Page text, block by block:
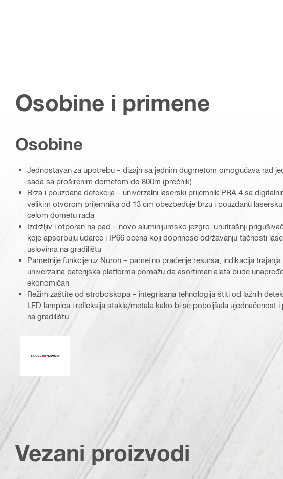
Osobine i primene
Osobine
Jednostavan za upotrebu – dizajn sa jednim dugmetom omogućava rad
sada sa proširenim dometom do 800m (prečnik)
Brza i pouzdana detekcija – univerzalni laserski prijemnik PRA 4 sa
velikim otvorom prijemnika od 13 cm obezbeđuje brzu i pouzdanu
celom dometu rada
Izdržljiv i otporan na pad – novo aluminijumsko jezgro, unutrašnji
koje apsorbuju udarce i IP66 ocena koji doprinose održavanju tačnosti
uslovima na gradilištu
Pametnije funkcije uz Nuron – pametno praćenje resursa, indikacija trajanja
univerzalna baterijska platforma pomažu da asortiman alata bude
ekonomičan
Režim zaštite od stroboskopa – integrisana tehnologija štiti od lažnih
LED lampica i refleksija stakla/metala kako bi se poboljšala ujednačenost
na gradilištu
Vezani proizvodi